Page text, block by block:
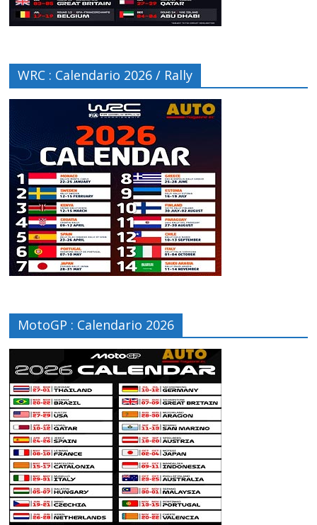
WRC : Calendario 2026 / Rally
MotoGP : Calendario 2026